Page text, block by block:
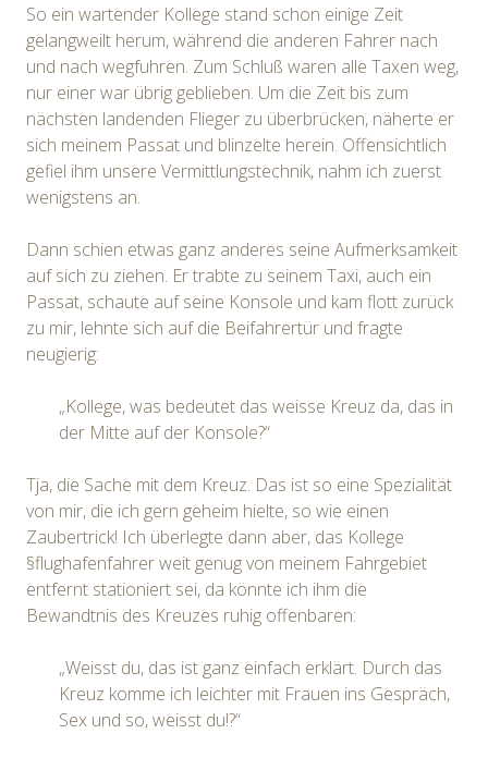
So ein wartender Kollege stand schon einige Zeit
gelangweilt herum, während die anderen Fahrer nach
und nach wegfuhren. Zum Schluß waren alle Taxen weg,
nur einer war übrig geblieben. Um die Zeit bis zum
nächsten landenden Flieger zu überbrücken, näherte er
sich meinem Passat und blinzelte herein. Offensichtlich
gefiel ihm unsere Vermittlungstechnik, nahm ich zuerst
wenigstens an.
Dann schien etwas ganz anderes seine Aufmerksamkeit
auf sich zu ziehen. Er trabte zu seinem Taxi, auch ein
Passat, schaute auf seine Konsole und kam flott zurück
zu mir, lehnte sich auf die Beifahrertür und fragte
neugierig:
„Kollege, was bedeutet das weisse Kreuz da, das in
der Mitte auf der Konsole?“
Tja, die Sache mit dem Kreuz. Das ist so eine Spezialität
von mir, die ich gern geheim hielte, so wie einen
Zaubertrick! Ich überlegte dann aber, das Kollege
§flughafenfahrer weit genug von meinem Fahrgebiet
entfernt stationiert sei, da könnte ich ihm die
Bewandtnis des Kreuzes ruhig offenbaren:
„Weisst du, das ist ganz einfach erklärt. Durch das
Kreuz komme ich leichter mit Frauen ins Gespräch,
Sex und so, weisst du!?“